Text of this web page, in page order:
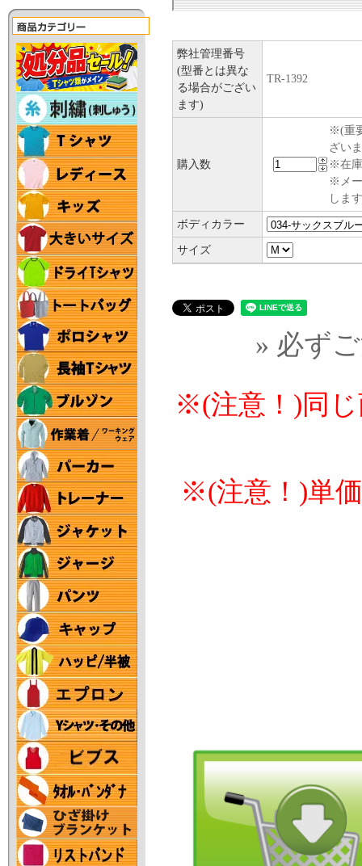
弊社管理番号
(型番とは異な
る場合がござい
ます)
TR-1392
購入数
※(重
ざい
※在庫
※メー
しま
ボディカラー
サイズ
» 必ず
※(注意！)同
※(注意！)単